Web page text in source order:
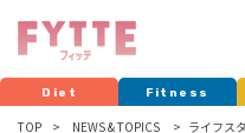
Diet Fitness
TOP NEWS & TOPICS ライフス